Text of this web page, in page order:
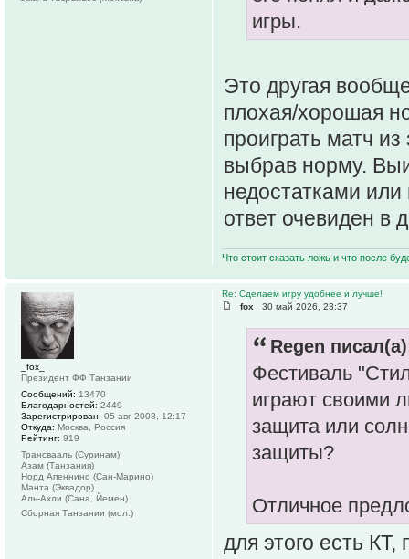
игры.
Это другая
плохая/хорошая
проиграть матч
выбрав норму.
недостатками
ответ очевиден в
Что стоит сказать ложь и что после
Re: Сделаем игру удобнее и лучше!
_fox_
30 май 2026, 23:37
Regen
Фестиваль
играют своими
защита или
защиты?
Отличное
для этого есть
_fox_
Президент ФФ Танзании
Сообщений: 13470
Благодарностей: 2449
Зарегистрирован: 05 авг 2008, 12:17
Откуда: Москва, Россия
Рейтинг: 919
Трансвааль (Суринам)
Азам (Танзания)
Норд Апеннино (Сан-Марино)
Манта (Эквадор)
Аль-Ахли (Сана, Йемен)
Сборная Танзании (мол.)